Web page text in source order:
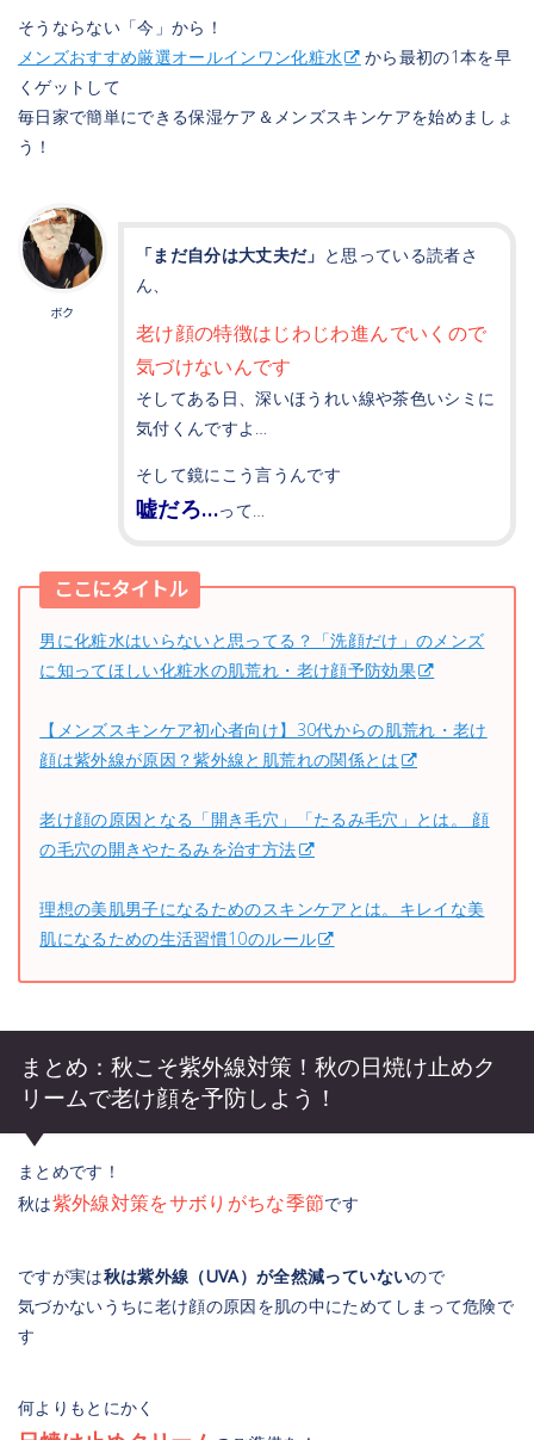
そうならない「今」から！
メンズおすすめ厳選オールインワン化粧水
から最初の1本を早
くゲットして
毎日家で簡単にできる保湿ケア＆メンズスキンケアを始めましょ
う！
ボク
「まだ自分は大丈夫だ」 と思っている読者さ
ん、
老け顔の特徴はじわじわ進んでいくので
気づけないんです
そしてある日、深いほうれい線や茶色いシミに
気付くんですよ…
そして鏡にこう言うんです
嘘だろ…って…
ここにタイトル
男に化粧水はいらないと思ってる？「洗顔だけ」のメンズ
に知ってほしい化粧水の肌荒れ・老け顔予防効果
【メンズスキンケア初心者向け】30代からの肌荒れ・老け
顔は紫外線が原因？紫外線と肌荒れの関係とは
老け顔の原因となる「開き毛穴」「たるみ毛穴」とは。 顔
の毛穴の開きやたるみを治す方法
理想の美肌男子になるためのスキンケアとは。キレイな美
肌になるための生活習慣10のルール
まとめ：秋こそ紫外線対策！秋の日焼け止めク
リームで老け顔を予防しよう！
まとめです！
秋は紫外線対策をサボりがちな季節です
ですが実は秋は紫外線（UVA）が全然減っていないので
気づかないうちに老け顔の原因を肌の中にためてしまって危険で
す
何よりもとにかく